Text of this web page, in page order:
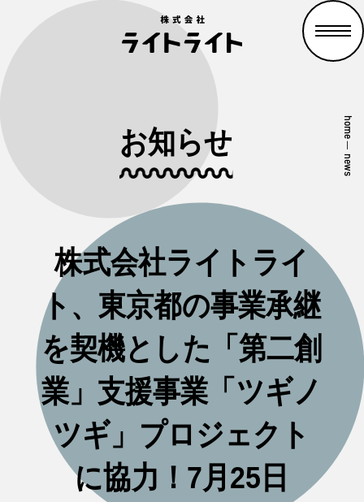
お知らせ
株式会社ライトライ
ト、東京都の事業承継
を契機とした「第二創
業」支援事業「ツギノ
ツギ」プロジェクト
に協力！7月25日
home
—
news